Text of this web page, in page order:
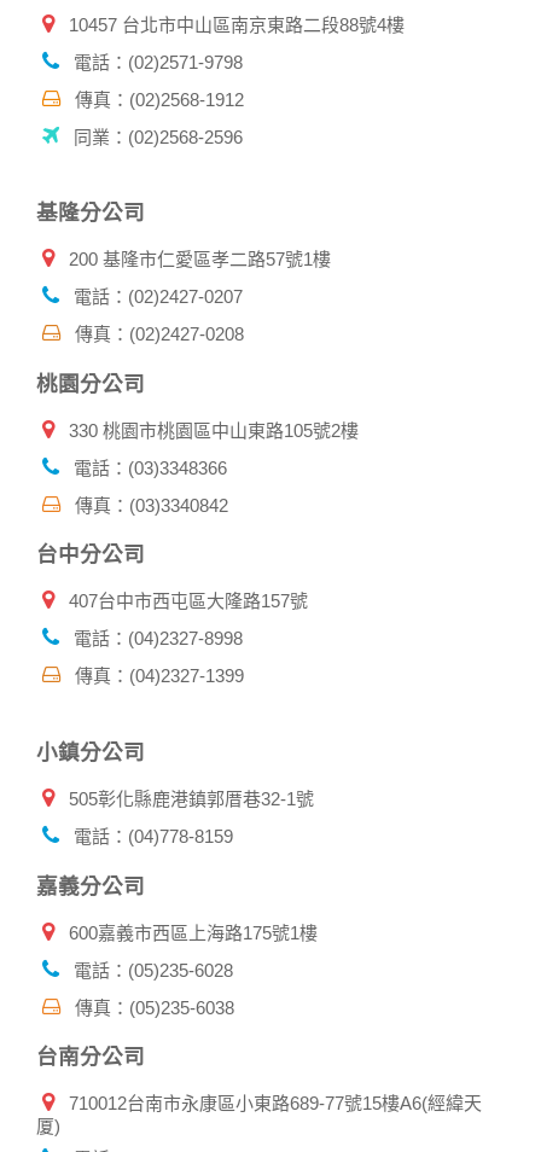
號、電子郵件、出生日期、性別、行業等相關資料，當您註冊
成功，並登入使用我們的服務後，本網站即取得您的資料。
其他除了上述，會保留您在上網瀏覽或查詢時，伺服器自行產
生的相關記錄，包括您使用連線設備的 IP 位址、使用時間、使
的瀏覽器予以標示，歸納使用者瀏覽器在本網站內部所瀏覽的
商，或與連結本網站，也可能蒐集您個人的資料。對於您主動
保護政策，其資料處理措施不適用本網站隱私權保護政策，本
公司不負任何連帶責任。
或電子郵件給您。本公司除了在該資料或電子郵件上註明是由
收這些資料或電子郵件的方法及說明。
資料使用:
本公司不會向任何人出售或出借您的個人識別資料。
資料：
違反本公司旗下網站的會員條款或產品、服務的特定使用指
2.為了保護使用者個人隱私，我們無法為您查詢其他使用者的
帳號資料。若您有相關法律上問題需查閱他人資料時，請務必
有相關資料，以協助調查及破案！
請妥善保管您在本公司及相關企業伙伴網站的帳號、密碼或個
本公司相關企業伙伴網站所提供的服務後，務必記得登出帳戶
或關閉網頁瀏覽器，以防止他人讀取您的個人資料。
問或訂購時，請立即通知本站。
10457 台北市中山區南京東路二段88號4樓
電話：(02)2571-9798
傳真：(02)2568-1912
同業：(02)2568-2596
基隆分公司
200 基隆市仁愛區孝二路57號1樓
電話：(02)2427-0207
傳真：(02)2427-0208
桃園分公司
330 桃園市桃園區中山東路105號2樓
電話：(03)3348366
傳真：(03)3340842
台中分公司
407台中市西屯區大隆路157號
電話：(04)2327-8998
傳真：(04)2327-1399
小鎮分公司
505彰化縣鹿港鎮郭厝巷32-1號
電話：(04)778-8159
嘉義分公司
600嘉義市西區上海路175號1樓
電話：(05)235-6028
傳真：(05)235-6038
台南分公司
710012台南市永康區小東路689-77號15樓A6(經緯天
厦)